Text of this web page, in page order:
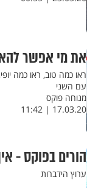
את מי אפשר
ראו כמה טוב, ראו כמה
עם השני
מנוחה פוקס
17.03.20 | 11:42
הורים בפוקס -
ערוץ הידברות